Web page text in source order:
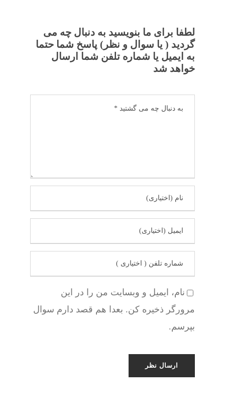
لطفا برای ما بنویسید به دنبال چه می
گردید ( یا سوال و نظر) پاسخ شما حتما
به ایمیل یا شماره تلفن شما ارسال
خواهد شد
نام، ایمیل و وبسایت من را در این
مرورگر ذخیره کن. بعدا هم قصد دارم سوال
بپرسم.